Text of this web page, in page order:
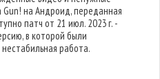
на Андроид, переданная
патч от 21 июл. 2023 г. -
в которой были
работа.